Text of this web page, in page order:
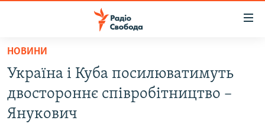
Перейти
основного
матеріалу
Перейти
до
РАДІО СВОБОДА – 70 РОКІВ
ВСЕ ЗА ДОБУ
СТАТТІ
НОВИНИ
Україна і Куба посилюватимуть
двостороннє співробітництво –
Янукович